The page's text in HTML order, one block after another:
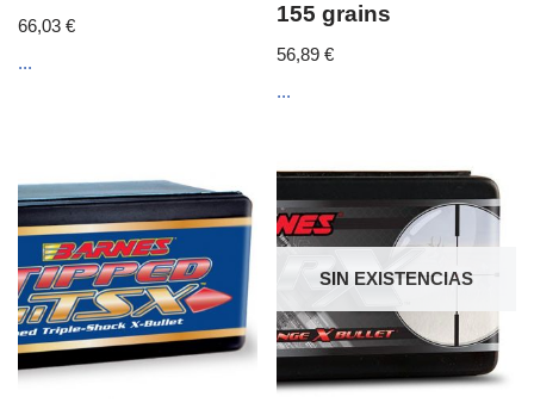
66,03 €
...
155 grains
56,89€
...
SIN EXISTENCIAS